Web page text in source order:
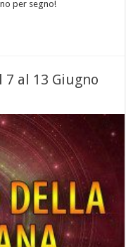
per segno!
al 13 Giugno